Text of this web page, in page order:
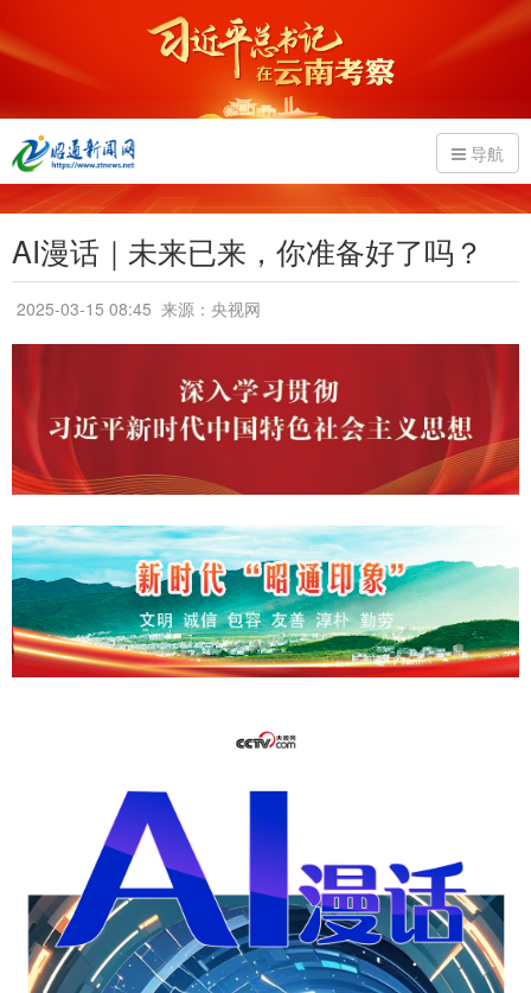
导航
AI漫话｜未来已来，你准备好了吗？
2025-03-15 08:45 来源：央视网